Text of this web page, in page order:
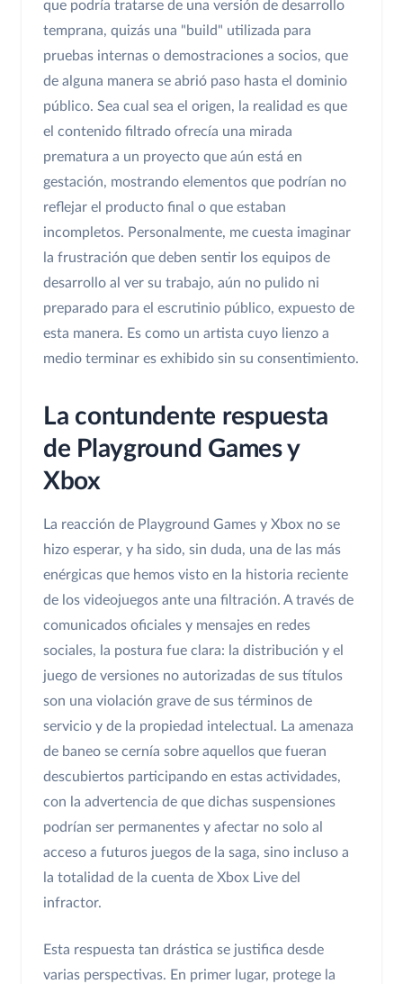
que podría tratarse de una versión de desarrollo
temprana, quizás una "build" utilizada para
pruebas internas o demostraciones a socios, que
de alguna manera se abrió paso hasta el dominio
público. Sea cual sea el origen, la realidad es que
el contenido filtrado ofrecía una mirada
prematura a un proyecto que aún está en
gestación, mostrando elementos que podrían no
reflejar el producto final o que estaban
incompletos. Personalmente, me cuesta imaginar
la frustración que deben sentir los equipos de
desarrollo al ver su trabajo, aún no pulido ni
preparado para el escrutinio público, expuesto de
esta manera. Es como un artista cuyo lienzo a
medio terminar es exhibido sin su consentimiento.
La contundente respuesta
de Playground Games y
Xbox
La reacción de Playground Games y Xbox no se
hizo esperar, y ha sido, sin duda, una de las más
enérgicas que hemos visto en la historia reciente
de los videojuegos ante una filtración. A través de
comunicados oficiales y mensajes en redes
sociales, la postura fue clara: la distribución y el
juego de versiones no autorizadas de sus títulos
son una violación grave de sus términos de
servicio y de la propiedad intelectual. La amenaza
de baneo se cernía sobre aquellos que fueran
descubiertos participando en estas actividades,
con la advertencia de que dichas suspensiones
podrían ser permanentes y afectar no solo al
acceso a futuros juegos de la saga, sino incluso a
la totalidad de la cuenta de Xbox Live del
infractor.
Esta respuesta tan drástica se justifica desde
varias perspectivas. En primer lugar, protege la